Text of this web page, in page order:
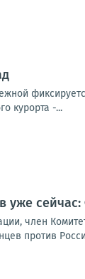
курорта -...
уже
член
против